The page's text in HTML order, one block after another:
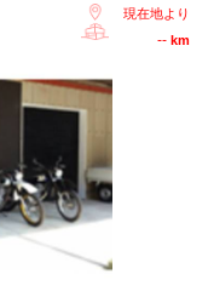
現在地より
-- km